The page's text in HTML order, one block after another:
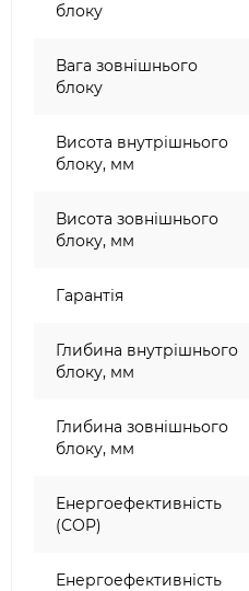
блоку
Вага зовнішнього
блоку
Висота внутрішнього
блоку, мм
Висота зовнішнього
блоку, мм
Гарантія
Глибина внутрішнього
блоку, мм
Глибина зовнішнього
блоку, мм
Енергоефективність
(COP)
Енергоефективність